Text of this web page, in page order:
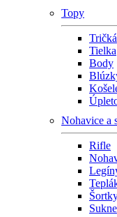
Topy
Tričká
Tielka
Body
Nohavice a
Rifle
Sukne